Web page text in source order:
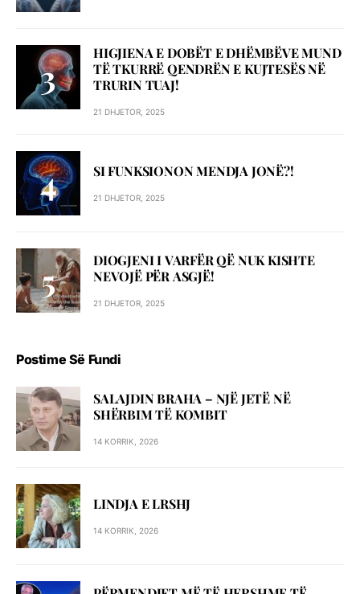
HIGJIENA E DOBËT E DHËMBËVE MUND
TË TKURRË QENDRËN E KUJTESËS NË
TRURIN TUAJ!
21 DHJETOR, 2025
SI FUNKSIONON MENDJA JONË?!
21 DHJETOR, 2025
DIOGJENI I VARFËR QË NUK KISHTE
NEVOJË PËR ASGJË!
21 DHJETOR, 2025
Postime Së Fundi
SALAJDIN BRAHA – NJЁ JETЁ NЁ
SHЁRBIM TЁ KOMBIT
14 KORRIK, 2026
LINDJA E LRSHJ
14 KORRIK, 2026